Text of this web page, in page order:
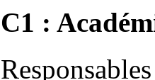
C1 :
Responsables